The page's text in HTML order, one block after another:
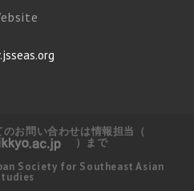
のお問い合わせは情報担当（
）まで
Society for Southeast Asian